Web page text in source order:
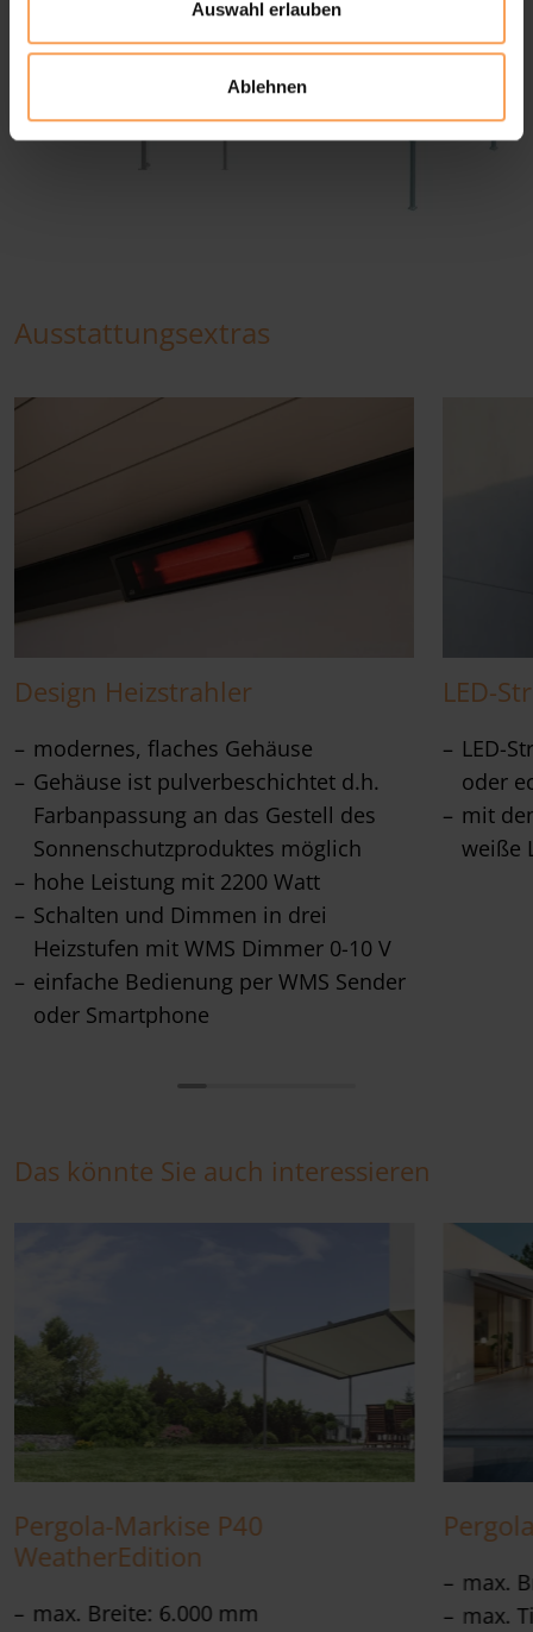
Auswahl erlauben
Ablehnen
Ausstattungsextras
Design Heizstrahler
modernes, flaches Gehäuse
Gehäuse ist pulverbeschichtet d.h.
Farbanpassung an das Gestell des
Sonnenschutzproduktes möglich
hohe Leistung mit 2200 Watt
Schalten und Dimmen in drei
Heizstufen mit WMS Dimmer 0-10 V
einfache Bedienung per WMS Sender
oder Smartphone
LED-
LED-
oder
mit
weiße
Das könnte Sie auch interessieren
Pergola-Markise P40
WeatherEdition
max. Breite: 6.000 mm
max.
max.